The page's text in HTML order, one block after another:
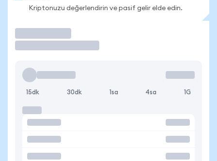
Kriptonuzu değerlendirin ve pasif gelir elde edin.
15dk 30dk 1sa 4sa 1G